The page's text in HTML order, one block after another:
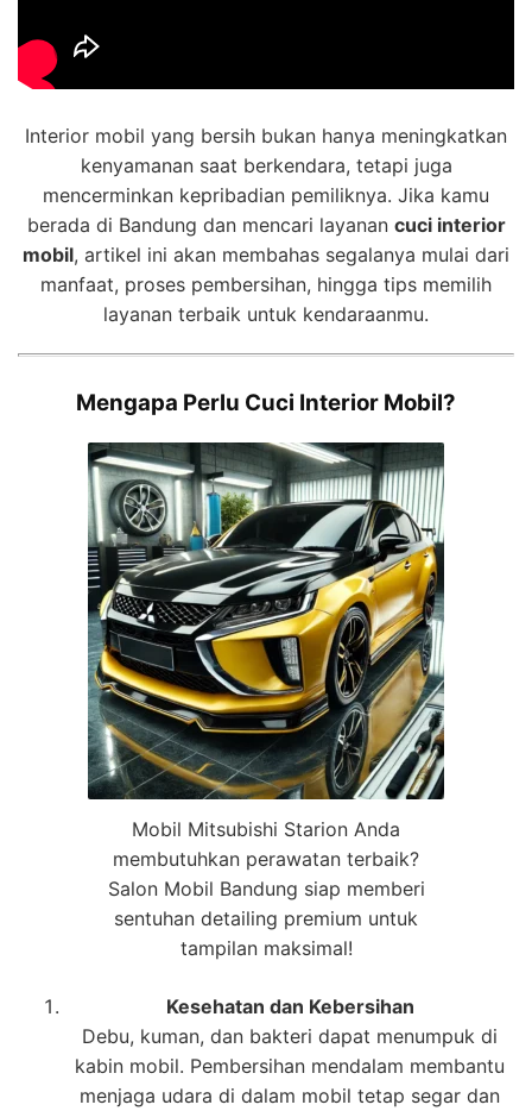
Interior mobil yang bersih bukan hanya meningkatkan
kenyamanan saat berkendara, tetapi juga
mencerminkan kepribadian pemiliknya. Jika kamu
berada di Bandung dan mencari layanan cuci interior
mobil, artikel ini akan membahas segalanya mulai dari
manfaat, proses pembersihan, hingga tips memilih
layanan terbaik untuk kendaraanmu.
Mengapa Perlu Cuci Interior Mobil?
Mobil Mitsubishi Starion Anda
membutuhkan perawatan terbaik?
Salon Mobil Bandung siap memberi
sentuhan detailing premium untuk
tampilan maksimal!
Kesehatan dan Kebersihan
Debu, kuman, dan bakteri dapat menumpuk di
kabin mobil. Pembersihan mendalam membantu
menjaga udara di dalam mobil tetap segar dan